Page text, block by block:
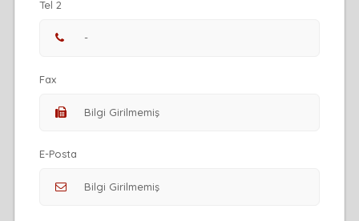
Tel 2
Fax
E-Posta